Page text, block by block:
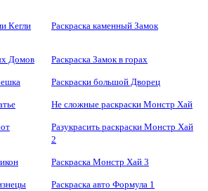
Кегли Раскраска каменный Замок
Домов Раскраска Замок в горах
Раскраски большой Дворец
Не сложные раскраски Монстр Хай
Разукрасить раскраски Монстр Хай
2
Раскраска Монстр Хай 3
Раскраска авто Формула 1